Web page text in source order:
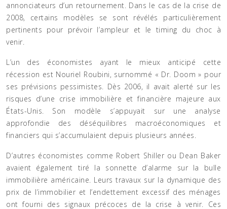
annonciateurs d’un retournement. Dans le cas de la crise de
2008, certains modèles se sont révélés particulièrement
pertinents pour prévoir l’ampleur et le timing du choc à
venir.
L’un des économistes ayant le mieux anticipé cette
récession est Nouriel Roubini, surnommé « Dr. Doom » pour
ses prévisions pessimistes. Dès 2006, il avait alerté sur les
risques d’une crise immobilière et financière majeure aux
États-Unis. Son modèle s’appuyait sur une analyse
approfondie des déséquilibres macroéconomiques et
financiers qui s’accumulaient depuis plusieurs années.
D’autres économistes comme Robert Shiller ou Dean Baker
avaient également tiré la sonnette d’alarme sur la bulle
immobilière américaine. Leurs travaux sur la dynamique des
prix de l’immobilier et l’endettement excessif des ménages
ont fourni des signaux précoces de la crise à venir. Ces